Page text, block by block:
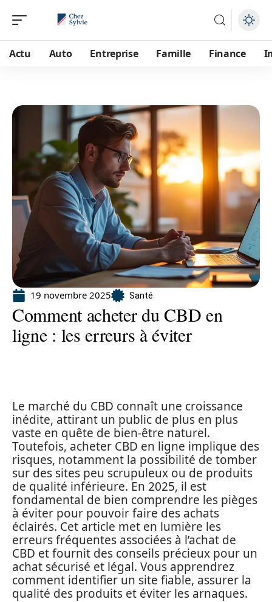
Actu Auto Entreprise Famille Finance
19 novembre 2025 Santé
Comment acheter du CBD en
ligne : les erreurs à éviter
Le marché du CBD connaît une croissance
inédite, attirant un public de plus en plus
vaste en quête de bien-être naturel.
Toutefois, acheter CBD en ligne implique des
risques, notamment la possibilité de tomber
sur des sites peu scrupuleux ou de produits
de qualité inférieure. En 2025, il est
fondamental de bien comprendre les pièges
à éviter pour pouvoir faire des achats
éclairés. Cet article met en lumière les
erreurs fréquentes associées à l’achat de
CBD et fournit des conseils précieux pour un
achat sécurisé et légal. Vous apprendrez
comment identifier un site fiable, assurer la
qualité des produits et éviter les arnaques.